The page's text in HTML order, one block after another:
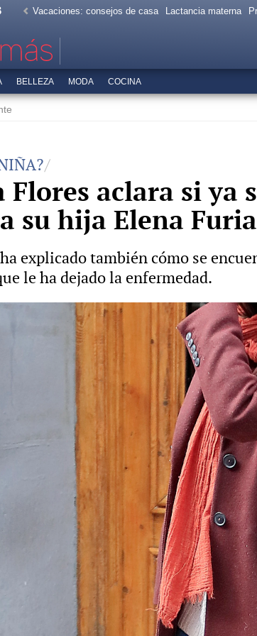
Vacaciones: consejos de casa Lactancia materna
BELLEZA MODA COCINA
aclara si ya
su hija Elena
explicado también cómo se
le ha dejado la enfermedad.
Europa Press
de febrero de 2022, 12:52
El pasado 4 de febrero
positivo en coronavirus